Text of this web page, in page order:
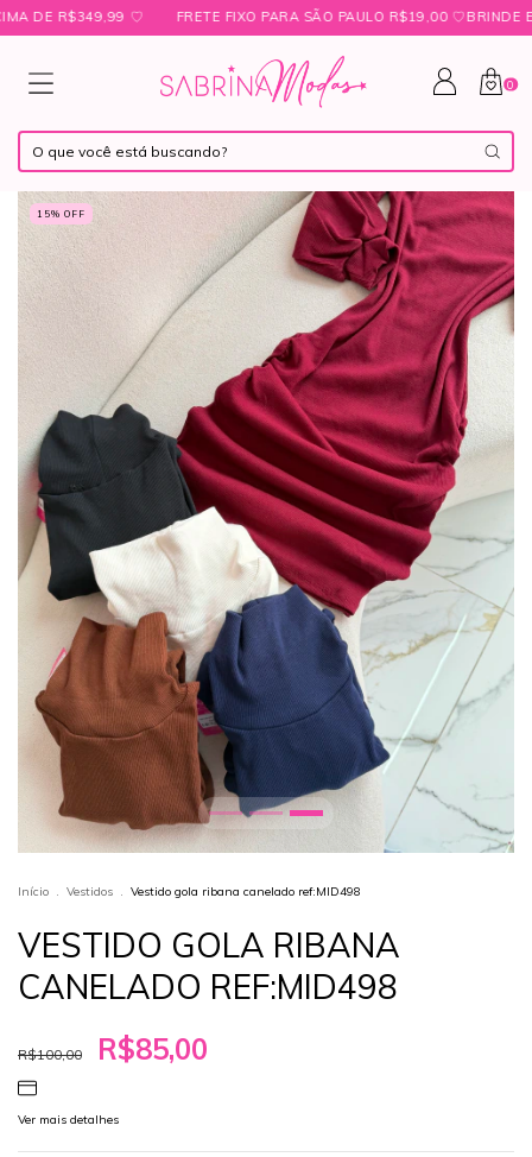
R$349,99 ㅤ♡ FRETE FIXO PARA SÃO PAULO R$19,00 ㅤ♡ㅤBRINDE
0
15% OFF
Início . Vestidos . Vestido gola ribana canelado ref:MID498
VESTIDO GOLA RIBANA
CANELADO REF:MID498
R$100,00 R$85,00
Ver mais detalhes